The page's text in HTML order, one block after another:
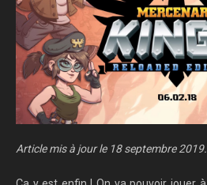
Article mis à jour le 18 septembre 2019.